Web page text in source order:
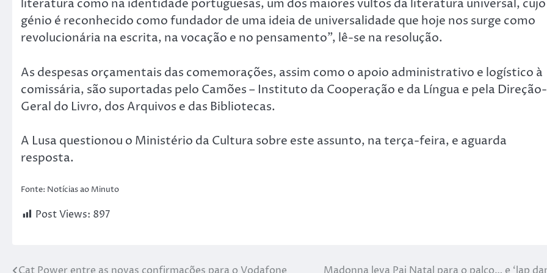
literatura como na identidade portuguesas, um dos maiores vultos da literatura universal, cujo
génio é reconhecido como fundador de uma ideia de universalidade que hoje nos surge como
revolucionária na escrita, na vocação e no pensamento”, lê-se na resolução.
As despesas orçamentais das comemorações, assim como o apoio administrativo e logístico à
comissária, são suportadas pelo Camões – Instituto da Cooperação e da Língua e pela Direção-
Geral do Livro, dos Arquivos e das Bibliotecas.
A Lusa questionou o Ministério da Cultura sobre este assunto, na terça-feira, e aguarda
resposta.
Fonte: Notícias ao Minuto
Post Views: 897